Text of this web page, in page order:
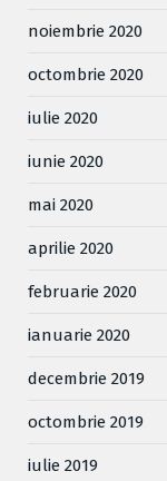
noiembrie 2020
octombrie 2020
iulie 2020
iunie 2020
mai 2020
aprilie 2020
februarie 2020
ianuarie 2020
decembrie 2019
octombrie 2019
iulie 2019